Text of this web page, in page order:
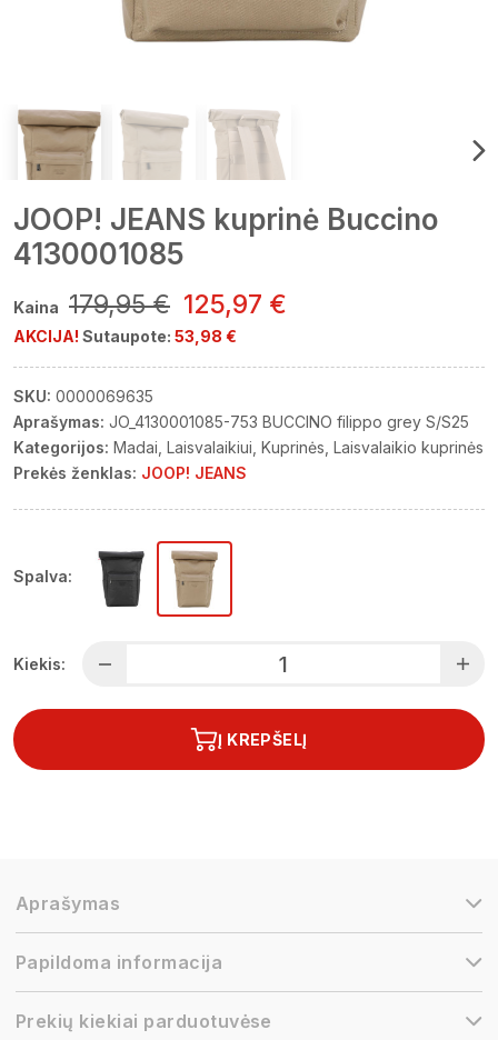
JOOP! JEANS kuprinė Buccino
4130001085
Kaina 179,95 € 125,97 €
AKCIJA! Sutaupote: 53,98 €
SKU: 0000069635
Aprašymas: JO_4130001085-753 BUCCINO filippo grey S/S25
Kategorijos: Madai Laisvalaikiui Kuprinės Laisvalaikio kuprinės
Prekės ženklas: JOOP! JEANS
Spalva:
Kiekis:
Į KREPŠELĮ
Aprašymas
Papildoma informacija
Prekių kiekiai parduotuvėse